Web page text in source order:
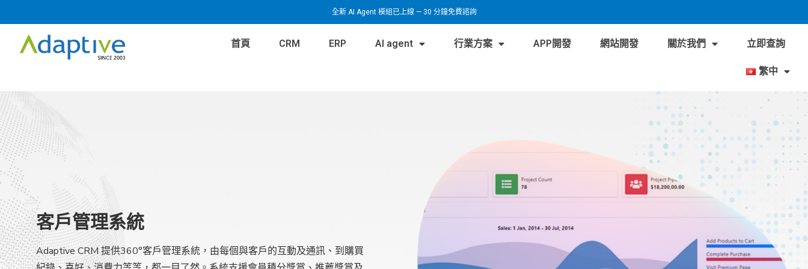
全新 AI Agent 模組已上線 — 30 分鐘免費諮詢
首頁 CRM ERP AI agent 行業方案 APP開發 網站開發 關於我們 立即查詢
繁中
客戶管理系統
Adaptive CRM 提供360°客戶管理系統，由每個與客戶的互動及通訊、到購買